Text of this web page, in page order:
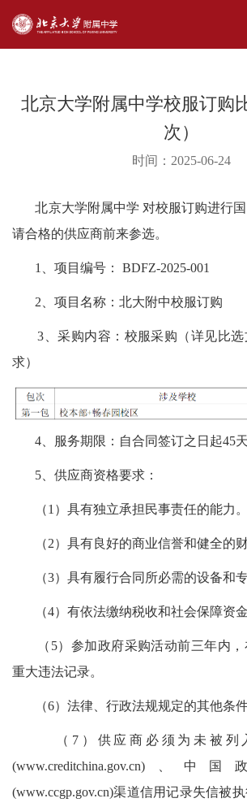
北京大学附属中学校服订购
次）
时间：2025-06-24
北京大学附属中学 对校服订购进行国
请合格的供应商前来参选。
1、项目编号： BDFZ-2025-001
2、项目名称：北大附中校服订购
3、采购内容：校服采购（详见比
求）
4、服务期限：自合同签订之日起45天
5、供应商资格要求：
（1）具有独立承担民事责任的能力。
（2）具有良好的商业信誉和健全的
（3）具有履行合同所必需的设备和
（4）有依法缴纳税收和社会保障资
（5）参加政府采购活动前三年内
重大违法记录。
（6）法律、行政法规规定的其他条件
（7）供应商必须为未被列
(www.creditchina.gov.cn)、
(www.ccgp.gov.cn)渠道信用记录失信被